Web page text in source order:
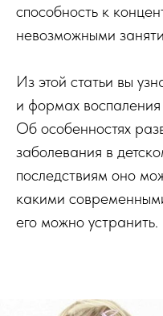
способность к
невозможными
Из этой статьи вы
и формах воспаления
Об особенностях
заболевания в
последствиям оно
какими
его можно устранить.